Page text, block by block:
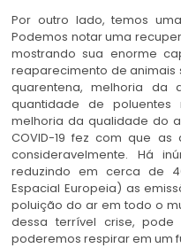
Por outro lado, temos
Podemos notar uma
mostrando sua enorme
reaparecimento de animais
quarentena, melhoria da
quantidade de
melhoria da qualidade do
COVID-19 fez com que as
consideravelmente. Há
reduzindo em cerca de
Espacial Europeia) as
poluição do ar em todo o
dessa terrível crise,
poderemos respirar em um